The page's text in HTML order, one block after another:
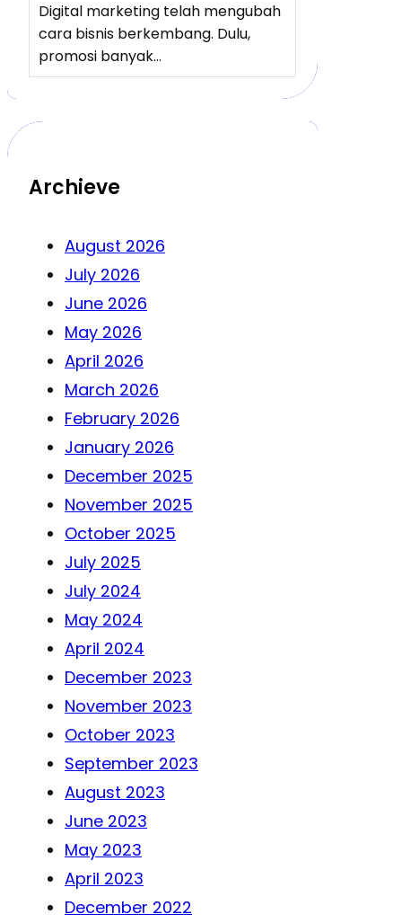
Digital marketing telah mengubah
cara bisnis berkembang. Dulu,
promosi banyak…
Archieve
August 2026
July 2026
June 2026
May 2026
April 2026
March 2026
February 2026
January 2026
December 2025
November 2025
October 2025
July 2025
July 2024
May 2024
April 2024
December 2023
November 2023
October 2023
September 2023
August 2023
June 2023
May 2023
April 2023
December 2022